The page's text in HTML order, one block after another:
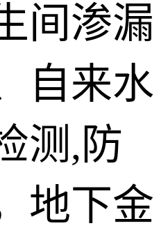
间渗漏
自来水
测,防
地下金